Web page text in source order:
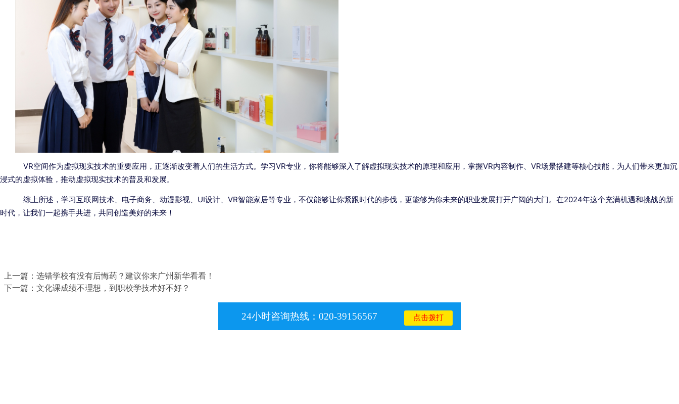
VR空间作为虚拟现实技术的重要应用，正逐渐改变着人们的生活方式。学习VR专业，你将能够深入了解虚拟现实技术的原理和应用，掌握VR内容制作、VR场景搭建等核心技能，为人们带来更加沉
浸式的虚拟体验，推动虚拟现实技术的普及和发展。
综上所述，学习互联网技术、电子商务、动漫影视、UI设计、VR智能家居等专业，不仅能够让你紧跟时代的步伐，更能够为你未来的职业发展打开广阔的大门。在2024年这个充满机遇和挑战的新
时代，让我们一起携手共进，共同创造美好的未来！
上一篇： 选错学校有没有后悔药？建议你来广州新华看看！
下一篇： 文化课成绩不理想，到职校学技术好不好？
24小时咨询热线：020-39156567 点击拨打